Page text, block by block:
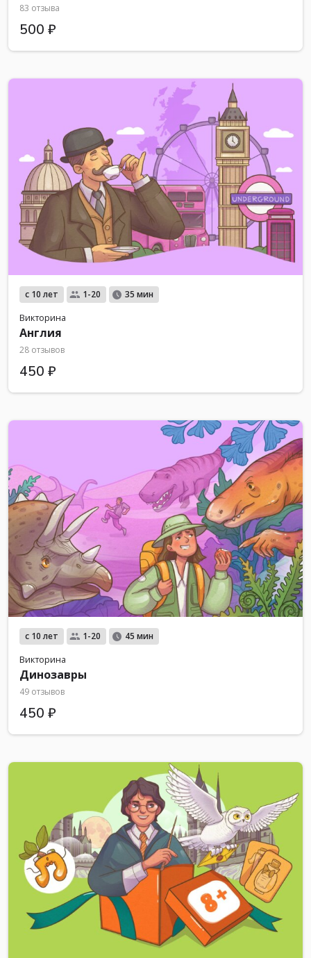
83 отзыва
500 ₽
с 10 лет 1-20 35 мин
Викторина
Англия
28 отзывов
450 ₽
с 10 лет 1-20 45 мин
Викторина
Динозавры
49 отзывов
450 ₽